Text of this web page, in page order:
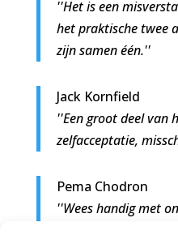
''Het is een
het praktische twee
zijn samen één.''
Jack Kornfield
''Een groot deel van
zelfacceptatie,
Pema Chodron
''Wees handig met